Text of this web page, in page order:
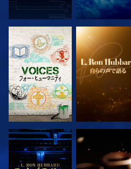
シリーズを探求 シリーズを探求
シリーズを探求 シリーズを探求